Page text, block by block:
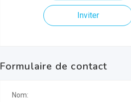
Inviter
Formulaire de contact
Nom: